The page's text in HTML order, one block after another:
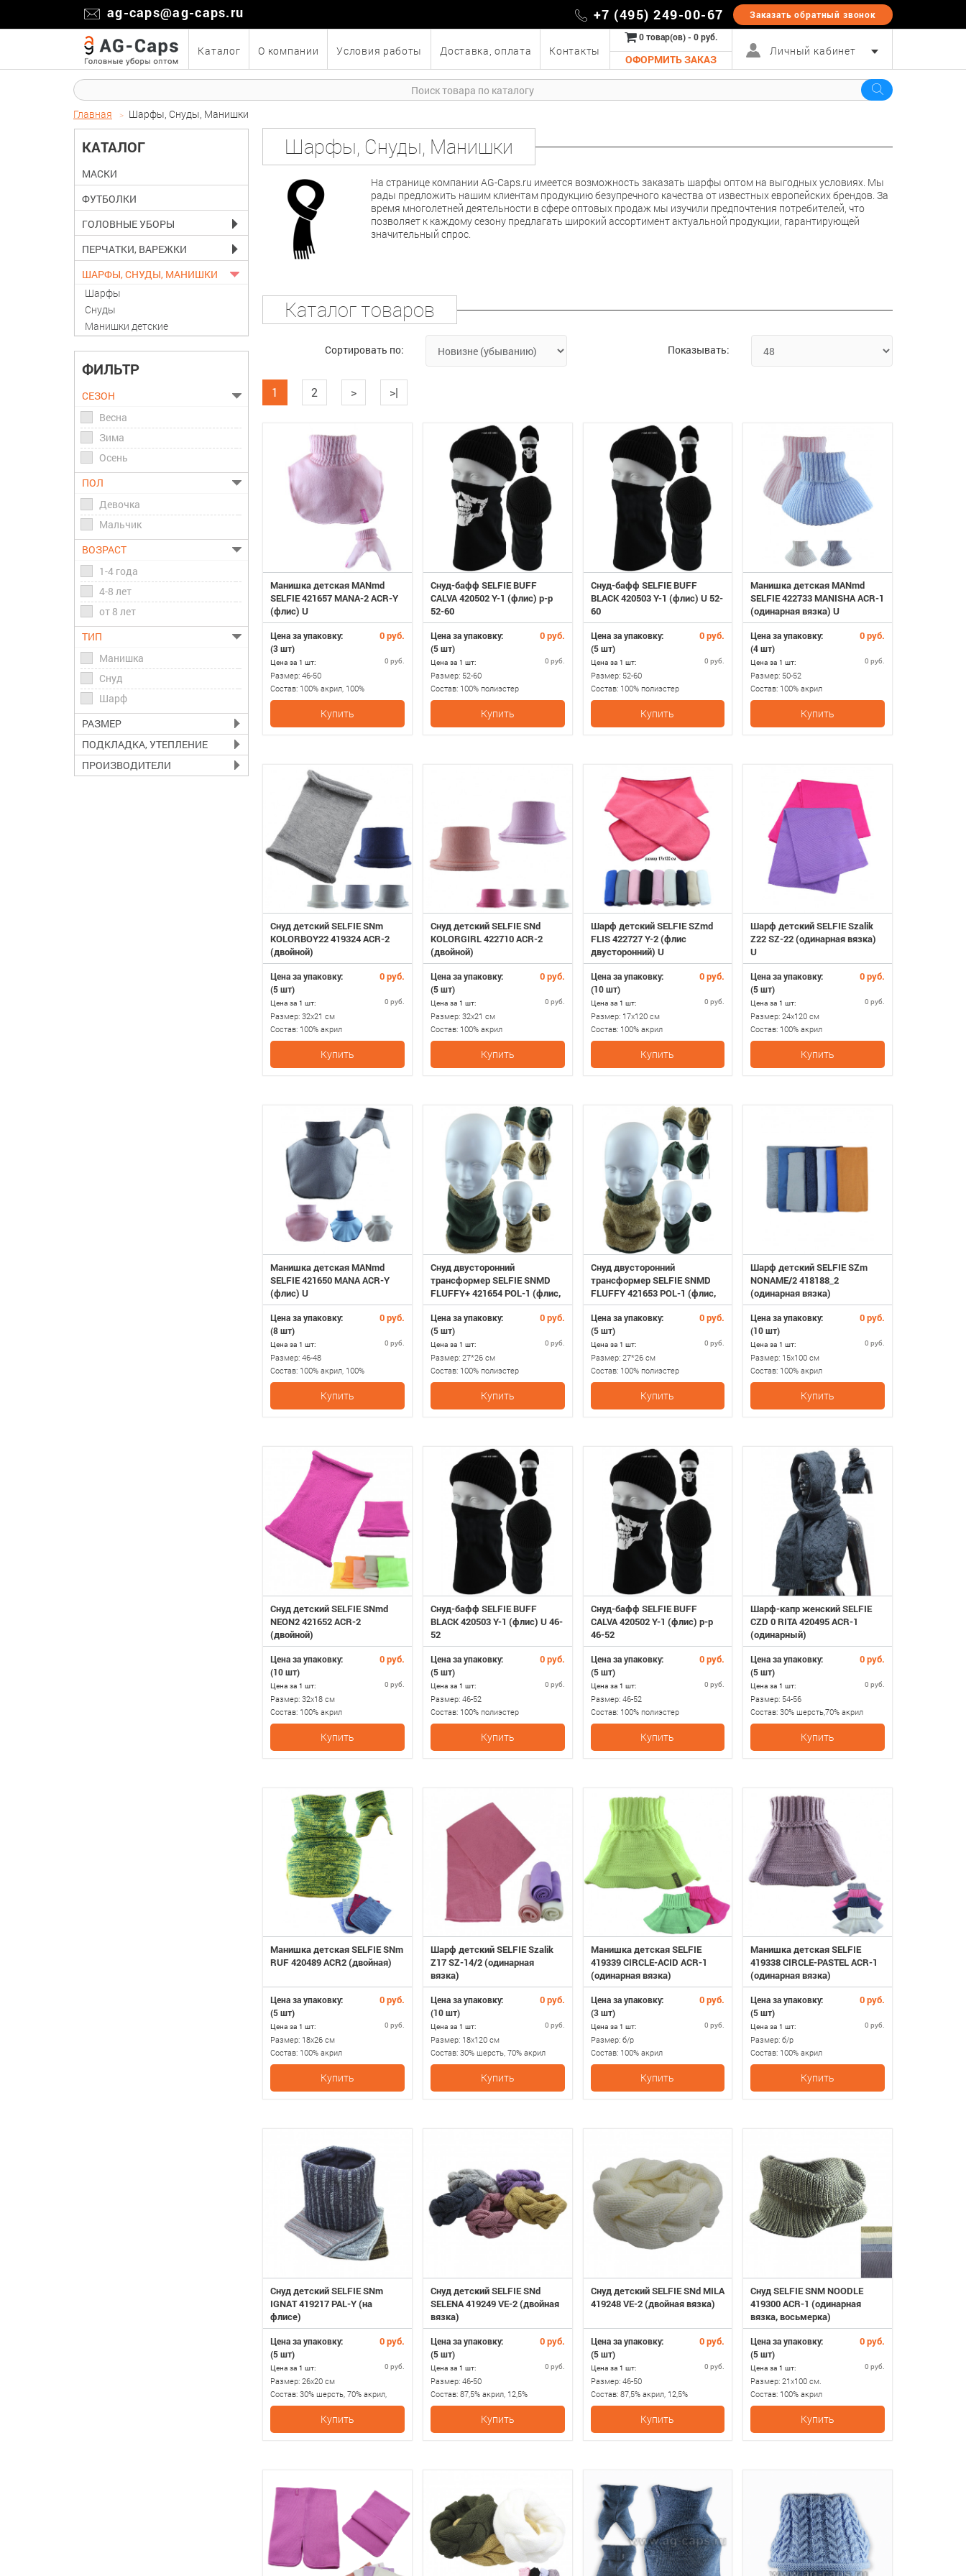
ag-caps@ag-caps.ru +7 (495) 249-00-67 Заказать обратный звонок
Каталог О компании Условия работы Доставка, оплата Контакты
0 товар(ов) - 0 руб.
ОФОРМИТЬ ЗАКАЗ
Личный кабинет
Главная Шарфы, Снуды, Манишки
КАТАЛОГ
МАСКИ
ФУТБОЛКИ
ГОЛОВНЫЕ УБОРЫ
ПЕРЧАТКИ, ВАРЕЖКИ
ШАРФЫ, СНУДЫ, МАНИШКИ
Шарфы
Снуды
Манишки детские
ФИЛЬТР
СЕЗОН
Весна
Зима
Осень
ПОЛ
Девочка
Мальчик
ВОЗРАСТ
1-4 года
4-8 лет
от 8 лет
ТИП
Манишка
Снуд
Шарф
РАЗМЕР
ПОДКЛАДКА, УТЕПЛЕНИЕ
ПРОИЗВОДИТЕЛИ
Шарфы, Снуды, Манишки
На странице компании AG-Caps.ru имеется возможность заказать шарфы оптом на выгодных условиях. Мы
рады предложить нашим клиентам продукцию безупречного качества от известных европейских брендов. За
время многолетней деятельности в сфере оптовых продаж мы изучили предпочтения потребителей, что
позволяет к каждому сезону предлагать широкий ассортимент актуальной продукции, гарантирующей
значительный спрос.
Каталог товаров
Сортировать по: Показывать:
1 2 > >|
Манишка детская MANmd
SELFIE 421657 MANA-2 ACR-Y
(флис) U
Цена за упаковку: 0 руб.
(3 шт)
Цена за 1 шт: 0 руб.
Размер: 46-50
Состав: 100% акрил, 100%
полиэстер
Купить
Снуд-бафф SELFIE BUFF
CALVA 420502 Y-1 (флис) р-р
52-60
Цена за упаковку: 0 руб.
(5 шт)
Цена за 1 шт: 0 руб.
Размер: 52-60
Состав: 100% полиэстер
Купить
Снуд-бафф SELFIE BUFF
BLACK 420503 Y-1 (флис) U 52-
60
Цена за упаковку: 0 руб.
(5 шт)
Цена за 1 шт: 0 руб.
Размер: 52-60
Состав: 100% полиэстер
Купить
Манишка детская MANmd
SELFIE 422733 MANISHA ACR-1
(одинарная вязка) U
Цена за упаковку: 0 руб.
(4 шт)
Цена за 1 шт: 0 руб.
Размер: 50-52
Состав: 100% акрил
Купить
Снуд детский SELFIE SNm
KOLORBOY22 419324 ACR-2
(двойной)
Цена за упаковку: 0 руб.
(5 шт)
Цена за 1 шт: 0 руб.
Размер: 32х21 см
Состав: 100% акрил
Купить
Снуд детский SELFIE SNd
KOLORGIRL 422710 ACR-2
(двойной)
Цена за упаковку: 0 руб.
(5 шт)
Цена за 1 шт: 0 руб.
Размер: 32х21 см
Состав: 100% акрил
Купить
Шарф детский SELFIE SZmd
FLIS 422727 Y-2 (флис
двусторонний) U
Цена за упаковку: 0 руб.
(10 шт)
Цена за 1 шт: 0 руб.
Размер: 17х120 см
Состав: 100% акрил
Купить
Шарф детский SELFIE Szalik
Z22 SZ-22 (одинарная вязка)
U
Цена за упаковку: 0 руб.
(5 шт)
Цена за 1 шт: 0 руб.
Размер: 24х120 см
Состав: 100% акрил
Купить
Манишка детская MANmd
SELFIE 421650 MANA ACR-Y
(флис) U
Цена за упаковку: 0 руб.
(8 шт)
Цена за 1 шт: 0 руб.
Размер: 46-48
Состав: 100% акрил, 100%
полиэстер
Купить
Снуд двусторонний
трансформер SELFIE SNMD
FLUFFY+ 421654 POL-1 (флис,
евромех)
Цена за упаковку: 0 руб.
(5 шт)
Цена за 1 шт: 0 руб.
Размер: 27*26 см
Состав: 100% полиэстер
Купить
Снуд двусторонний
трансформер SELFIE SNMD
FLUFFY 421653 POL-1 (флис,
евромех)
Цена за упаковку: 0 руб.
(5 шт)
Цена за 1 шт: 0 руб.
Размер: 27*26 см
Состав: 100% полиэстер
Купить
Шарф детский SELFIE SZm
NONAME/2 418188_2
(одинарная вязка)
Цена за упаковку: 0 руб.
(10 шт)
Цена за 1 шт: 0 руб.
Размер: 15х100 см
Состав: 100% акрил
Купить
Снуд детский SELFIE SNmd
NEON2 421652 ACR-2
(двойной)
Цена за упаковку: 0 руб.
(10 шт)
Цена за 1 шт: 0 руб.
Размер: 32х18 см
Состав: 100% акрил
Купить
Снуд-бафф SELFIE BUFF
BLACK 420503 Y-1 (флис) U 46-
52
Цена за упаковку: 0 руб.
(5 шт)
Цена за 1 шт: 0 руб.
Размер: 46-52
Состав: 100% полиэстер
Купить
Снуд-бафф SELFIE BUFF
CALVA 420502 Y-1 (флис) р-р
46-52
Цена за упаковку: 0 руб.
(5 шт)
Цена за 1 шт: 0 руб.
Размер: 46-52
Состав: 100% полиэстер
Купить
Шарф-капр женский SELFIE
CZD 0 RITA 420495 ACR-1
(одинарный)
Цена за упаковку: 0 руб.
(5 шт)
Цена за 1 шт: 0 руб.
Размер: 54-56
Состав: 30% шерсть,70% акрил
Купить
Манишка детская SELFIE SNm
RUF 420489 ACR2 (двойная)
Цена за упаковку: 0 руб.
(5 шт)
Цена за 1 шт: 0 руб.
Размер: 18x26 см
Состав: 100% акрил
Купить
Шарф детский SELFIE Szalik
Z17 SZ-14/2 (одинарная
вязка)
Цена за упаковку: 0 руб.
(10 шт)
Цена за 1 шт: 0 руб.
Размер: 18х120 см
Состав: 30% шерсть, 70% акрил
Купить
Манишка детская SELFIE
419339 CIRCLE-ACID ACR-1
(одинарная вязка)
Цена за упаковку: 0 руб.
(3 шт)
Цена за 1 шт: 0 руб.
Размер: б/р
Состав: 100% акрил
Купить
Манишка детская SELFIE
419338 CIRCLE-PASTEL ACR-1
(одинарная вязка)
Цена за упаковку: 0 руб.
(5 шт)
Цена за 1 шт: 0 руб.
Размер: б/р
Состав: 100% акрил
Купить
Снуд детский SELFIE SNm
IGNAT 419217 PAL-Y (на
флисе)
Цена за упаковку: 0 руб.
(5 шт)
Цена за 1 шт: 0 руб.
Размер: 26х20 см
Состав: 30% шерсть, 70% акрил,
подкладка 100% полиэстер
Купить
Снуд детский SELFIE SNd
SELENA 419249 VE-2 (двойная
вязка)
Цена за упаковку: 0 руб.
(5 шт)
Цена за 1 шт: 0 руб.
Размер: 46-50
Состав: 87,5% акрил, 12,5%
полиамид
Купить
Снуд детский SELFIE SNd MILA
419248 VE-2 (двойная вязка)
Цена за упаковку: 0 руб.
(5 шт)
Цена за 1 шт: 0 руб.
Размер: 46-50
Состав: 87,5% акрил, 12,5%
полиамид
Купить
Снуд SELFIE SNM NOODLE
419300 ACR-1 (одинарная
вязка, восьмерка)
Цена за упаковку: 0 руб.
(5 шт)
Цена за 1 шт: 0 руб.
Размер: 21х100 см.
Состав: 100% акрил
Купить